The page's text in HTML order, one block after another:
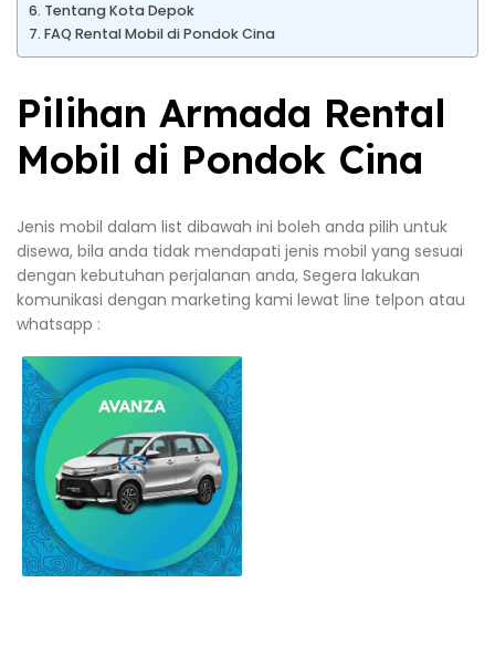
Tentang Kota Depok
FAQ Rental Mobil di Pondok Cina
Pilihan Armada Rental
Mobil di Pondok Cina
Jenis mobil dalam list dibawah ini boleh anda pilih untuk
disewa, bila anda tidak mendapati jenis mobil yang sesuai
dengan kebutuhan perjalanan anda, Segera lakukan
komunikasi dengan marketing kami lewat line telpon atau
whatsapp :